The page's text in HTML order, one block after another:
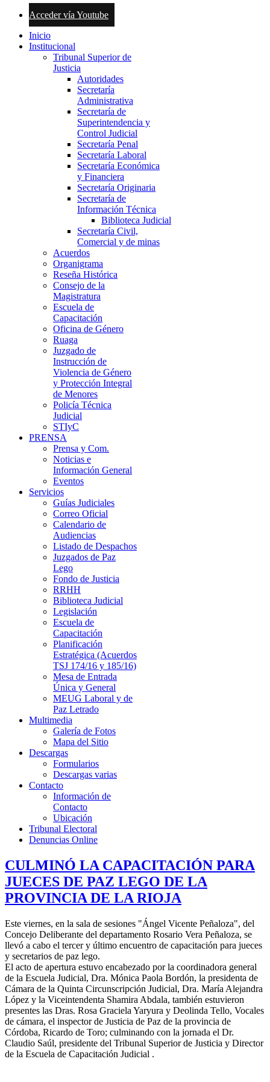
Acceder vía Youtube
Inicio
Institucional
Tribunal Superior de
Justicia
Autoridades
Secretaría
Administrativa
Secretaría de
Superintendencia y
Control Judicial
Secretaría Penal
Secretaría Laboral
Secretaría Económica
y Financiera
Secretaría Originaria
Secretaría de
Información Técnica
Biblioteca Judicial
Secretaría Civil,
Comercial y de minas
Acuerdos
Organigrama
Reseña Histórica
Consejo de la
Magistratura
Escuela de
Capacitación
Oficina de Género
Ruaga
Juzgado de
Instrucción de
Violencia de Género
y Protección Integral
de Menores
Policía Técnica
Judicial
STIyC
PRENSA
Prensa y Com.
Noticias e
Información General
Eventos
Servicios
Guías Judiciales
Correo Oficial
Calendario de
Audiencias
Listado de Despachos
Juzgados de Paz
Lego
Fondo de Justicia
RRHH
Biblioteca Judicial
Legislación
Escuela de
Capacitación
Planificación
Estratégica (Acuerdos
TSJ 174/16 y 185/16)
Mesa de Entrada
Única y General
MEUG Laboral y de
Paz Letrado
Multimedia
Galería de Fotos
Mapa del Sitio
Descargas
Formularios
Descargas varias
Contacto
Información de
Contacto
Ubicación
Tribunal Electoral
Denuncias Online
CULMINÓ LA CAPACITACIÓN PARA
JUECES DE PAZ LEGO DE LA
PROVINCIA DE LA RIOJA
Este viernes, en la sala de sesiones "Ángel Vicente Peñaloza", del
Concejo Deliberante del departamento Rosario Vera Peñaloza, se
llevó a cabo el tercer y último encuentro de capacitación para jueces
y secretarios de paz lego.
El acto de apertura estuvo encabezado por la coordinadora general
de la Escuela Judicial, Dra. Mónica Paola Bordón, la presidenta de
Cámara de la Quinta Circunscripción Judicial, Dra. María Alejandra
López y la Viceintendenta Shamira Abdala, también estuvieron
presentes las Dras. Rosa Graciela Yaryura y Deolinda Tello, Vocales
de cámara, el inspector de Justicia de Paz de la provincia de
Córdoba, Ricardo de Toro; culminando con la jornada el Dr.
Claudio Saúl, presidente del Tribunal Superior de Justicia y Director
de la Escuela de Capacitación Judicial .